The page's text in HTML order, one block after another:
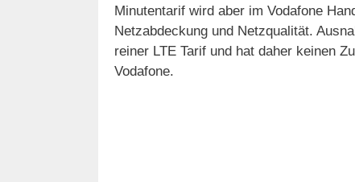
Minutentarif wird aber im Vodafone
Netzabdeckung und Netzqualität.
reiner LTE Tarif und hat daher keinen
Vodafone.